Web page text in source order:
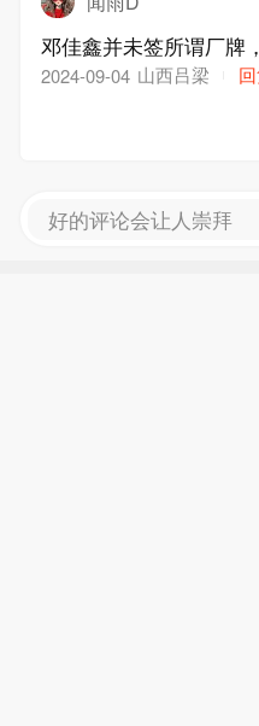
邓佳鑫并未签所谓厂牌
2024-09-04 山西吕梁
好的评论会让人崇拜